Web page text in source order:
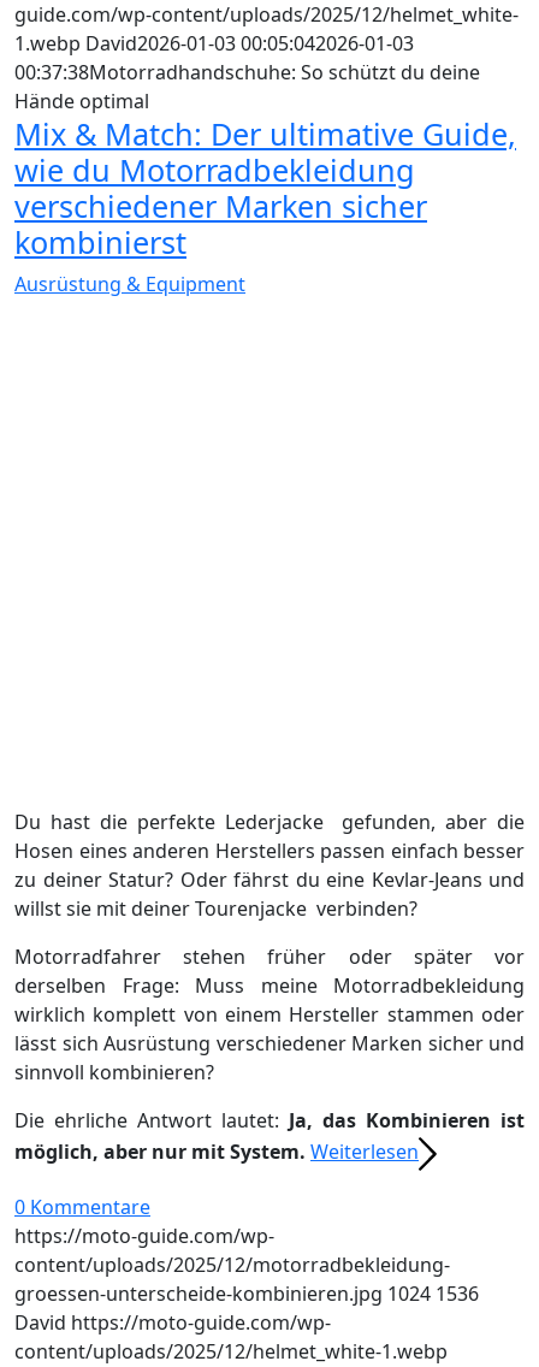
guide.com/wp-content/uploads/2025/12/helmet_white-
1.webp David2026-01-03 00:05:042026-01-03
00:37:38Motorradhandschuhe: So schützt du deine
Hände optimal
Mix & Match: Der ultimative Guide,
wie du Motorradbekleidung
verschiedener Marken sicher
kombinierst
Ausrüstung & Equipment
Du hast die perfekte Lederjacke gefunden, aber die
Hosen eines anderen Herstellers passen einfach besser
zu deiner Statur? Oder fährst du eine Kevlar-Jeans und
willst sie mit deiner Tourenjacke verbinden?
Motorradfahrer stehen früher oder später vor
derselben Frage: Muss meine Motorradbekleidung
wirklich komplett von einem Hersteller stammen oder
lässt sich Ausrüstung verschiedener Marken sicher und
sinnvoll kombinieren?
Die ehrliche Antwort lautet: Ja, das Kombinieren ist
möglich, aber nur mit System. Weiterlesen
0 Kommentare
https://moto-guide.com/wp-
content/uploads/2025/12/motorradbekleidung-
groessen-unterscheide-kombinieren.jpg 1024 1536
David https://moto-guide.com/wp-
content/uploads/2025/12/helmet_white-1.webp